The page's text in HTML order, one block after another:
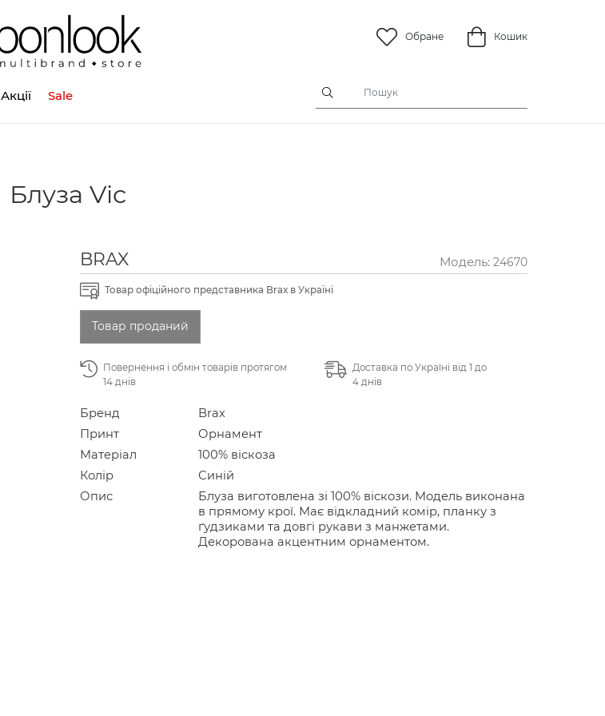
Обране Кошик
Акції Sale
Блуза Vic
BRAX Модель: 24670
Товар офіційного представника Brax в Україні
Товар проданий
Повернення і обмін товарів протягом
14 днів
Доставка по Україні від 1 до
4 днів
Бренд
Brax
Принт
Орнамент
Матеріал
100% віскоза
Колір
Синій
Опис
Блуза виготовлена зі 100% віскози. Модель виконана
в прямому крої. Має відкладний комір, планку з
ґудзиками та довгі рукави з манжетами.
Декорована акцентним орнаментом.